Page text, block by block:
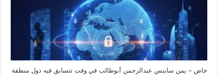
خاص – يمن ساينس عبدالرحمن أبوطالب في وقت تتسابق فيه دول منطقة